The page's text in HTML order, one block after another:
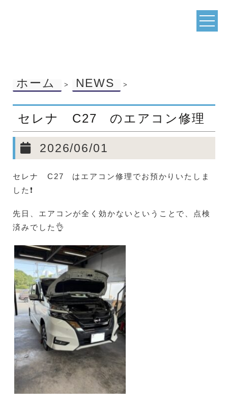
ホーム > NEWS >
セレナ C27 のエアコン修理
2026/06/01
セレナ C27 はエアコン修理でお預かりいたしま
した❗
先日、エアコンが全く効かないということで、点検
済みでした👌